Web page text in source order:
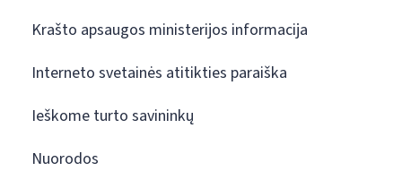
Krašto apsaugos ministerijos informacija
Interneto svetainės atitikties paraiška
Ieškome turto savininkų
Nuorodos